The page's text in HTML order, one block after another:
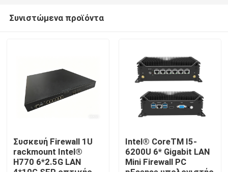
Συνιστώμενα προϊόντα
Συσκευή Firewall 1U
rackmount Intel®
H770 6*2.5G LAN
Intel® CoreTM I5-
6200U 6* Gigabit LAN
Mini Firewall PC